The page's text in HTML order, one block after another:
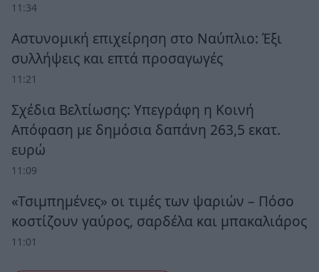
11:34
Αστυνομική επιχείρηση στο Ναύπλιο: Έξι
συλλήψεις και επτά προσαγωγές
11:21
Σχέδια Βελτίωσης: Υπεγράφη η Κοινή
Απόφαση με δημόσια δαπάνη 263,5 εκατ.
ευρώ
11:09
«Τσιμπημένες» οι τιμές των ψαριών – Πόσο
κοστίζουν γαύρος, σαρδέλα και μπακαλιάρος
11:01